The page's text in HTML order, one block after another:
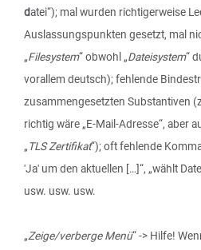
datei“); mal wurden richtigerweise
Auslassungspunkten gesetzt, mal
„Filesystem“ obwohl „Dateisystem“
vorallem deutsch); fehlende
zusammengesetzten Substantiven
richtig wäre „E-Mail-Adresse“, aber
„TLS Zertifikat“); oft fehlende
'Ja' um den aktuellen […]“, „wählt
usw. usw. usw.
„Zeige/verberge Menü“ -> Hilfe!